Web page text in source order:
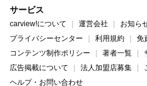
サービス
carview!について 運営会社 お知ら
プライバシーセンター
利用規約
免
コンテンツ制作ポリシー
著者一覧
広告掲載について
法人加盟店募集
ヘルプ・お問い合わせ